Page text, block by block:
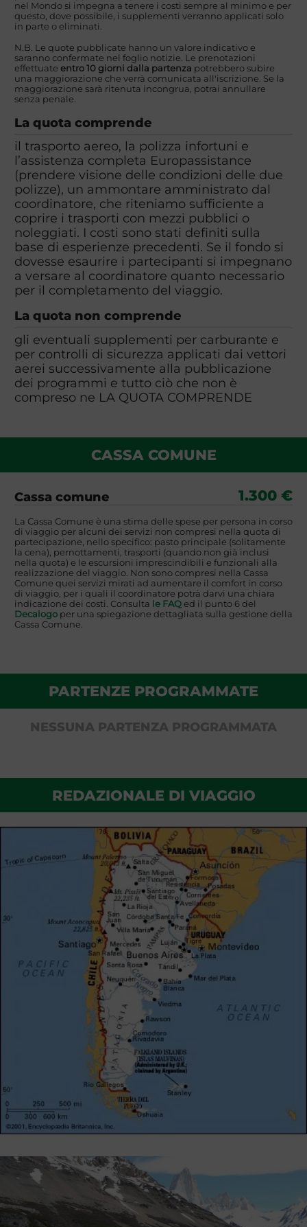
nel Mondo si impegna a tenere i costi sempre al minimo e per
questo, dove possibile, i supplementi verranno applicati solo
in parte o eliminati.
N.B. Le quote pubblicate hanno un valore indicativo e
saranno confermate nel foglio notizie. Le prenotazioni
effettuate entro 10 giorni dalla partenza potrebbero subire
una maggiorazione che verrà comunicata all'iscrizione. Se la
maggiorazione sarà ritenuta incongrua, potrai annullare
senza penale.
La quota comprende
il trasporto aereo, la polizza infortuni e
l’assistenza completa Europassistance
(prendere visione delle condizioni delle due
polizze), un ammontare amministrato dal
coordinatore, che riteniamo sufficiente a
coprire i trasporti con mezzi pubblici o
noleggiati. I costi sono stati definiti sulla
base di esperienze precedenti. Se il fondo si
dovesse esaurire i partecipanti si impegnano
a versare al coordinatore quanto necessario
per il completamento del viaggio.
La quota non comprende
gli eventuali supplementi per carburante e
per controlli di sicurezza applicati dai vettori
aerei successivamente alla pubblicazione
dei programmi e tutto ciò che non è
compreso ne LA QUOTA COMPRENDE
CASSA COMUNE
Cassa comune 1.300 €
La Cassa Comune è una stima delle spese per persona in corso
di viaggio per alcuni dei servizi non compresi nella quota di
partecipazione, nello specifico: pasto principale (solitamente
la cena), pernottamenti, trasporti (quando non già inclusi
nella quota) e le escursioni imprescindibili e funzionali alla
realizzazione del viaggio. Non sono compresi nella Cassa
Comune quei servizi mirati ad aumentare il comfort in corso
di viaggio, per i quali il coordinatore potrà darvi una chiara
indicazione dei costi. Consulta le FAQed il punto 6 del
Decalogoper una spiegazione dettagliata sulla gestione della
Cassa Comune.
PARTENZE PROGRAMMATE
NESSUNA PARTENZA PROGRAMMATA
REDAZIONALE DI VIAGGIO